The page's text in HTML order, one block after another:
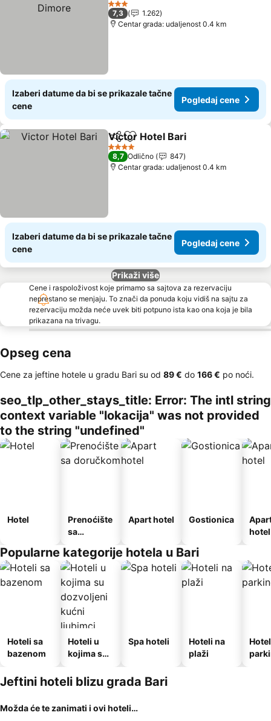
3 Zvezdice
7,3
1.262
Centar grada: udaljenost 0.4 km
Izaberi datume da bi se prikazale tačne
cene
Pogledaj cene
Deli Dodati u favorite
Victor Hotel Bari
4 Zvezdice
8,7 Odlično
847
Centar grada: udaljenost 0.4 km
Izaberi datume da bi se prikazale tačne
cene
Pogledaj cene
Prikaži više
Cene i raspoloživost koje primamo sa sajtova za rezervaciju
neprestano se menjaju. To znači da ponuda koju vidiš na sajtu za
rezervaciju možda neće uvek biti potpuno ista kao ona koja je bila
prikazana na trivagu.
Opseg cena
Cene za jeftine hotele u gradu Bari su od ‎89 € do ‎166 € po noći.
seo_tlp_other_stays_title: Error: The intl string
context variable "lokacija" was not provided
to the string "undefined"
Hotel
Prenoćište
sa
Apart hotel Gostionica
hotel
Popularne kategorije hotela u Bari
Hoteli sa
bazenom
Hoteli u
kojima su
kućni
ljubimci
Spa hoteli
Hoteli na
plaži
Jeftini hoteli blizu grada Bari
Možda će te zanimati i ovi hoteli…